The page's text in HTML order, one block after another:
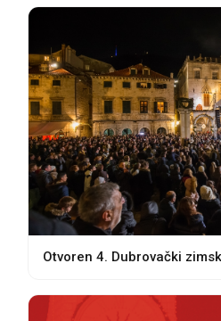
Otvoren 4. Dubrovački